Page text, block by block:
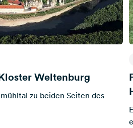
Weltenburg
zu beiden Seiten des